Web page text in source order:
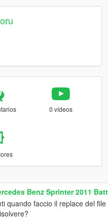
0 vídeos
Benz Sprinter 2011
quando faccio il replace del